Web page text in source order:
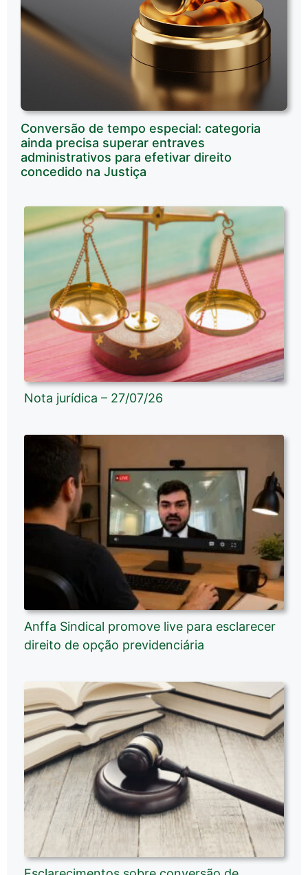
Conversão de tempo especial: categoria
ainda precisa superar entraves
administrativos para efetivar direito
concedido na Justiça
Nota jurídica – 27/07/26
Anffa Sindical promove live para esclarecer
direito de opção previdenciária